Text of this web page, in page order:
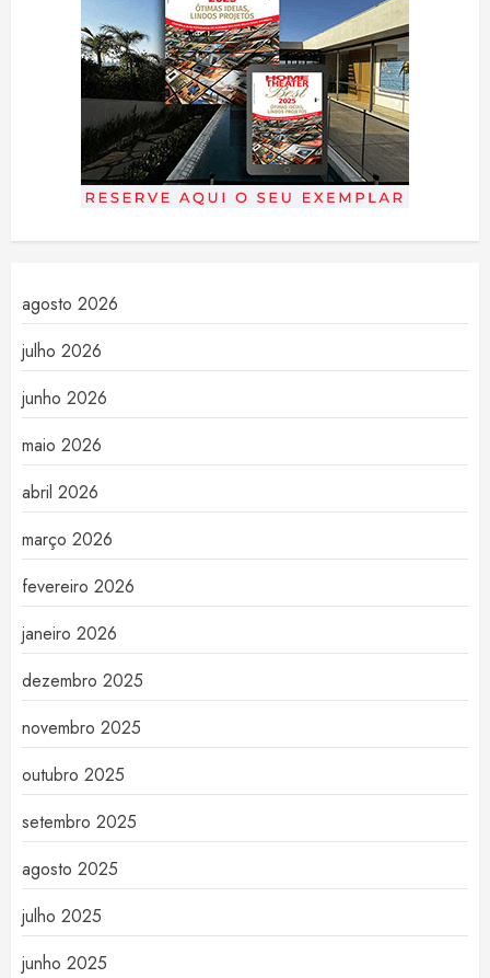
agosto 2026
julho 2026
junho 2026
maio 2026
abril 2026
março 2026
fevereiro 2026
janeiro 2026
dezembro 2025
novembro 2025
outubro 2025
setembro 2025
agosto 2025
julho 2025
junho 2025